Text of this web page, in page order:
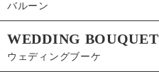
バルーン
WEDDING BOUQUET
ウェディングブーケ